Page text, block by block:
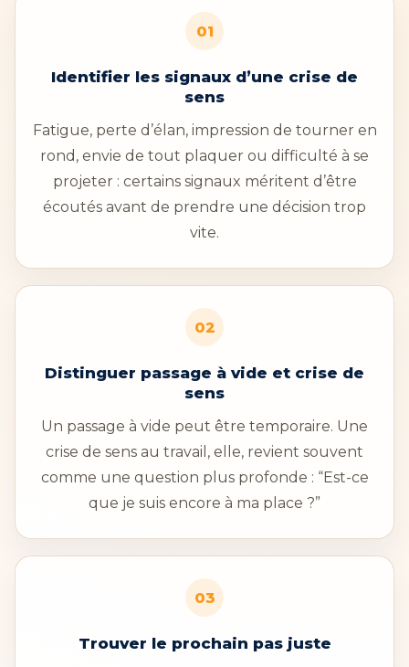
01
Identifier les signaux d’une crise de
sens
Fatigue, perte d’élan, impression de tourner en
rond, envie de tout plaquer ou difficulté à se
projeter : certains signaux méritent d’être
écoutés avant de prendre une décision trop
vite.
02
Distinguer passage à vide et crise de
sens
Un passage à vide peut être temporaire. Une
crise de sens au travail, elle, revient souvent
comme une question plus profonde : “Est-ce
que je suis encore à ma place ?”
03
Trouver le prochain pas juste